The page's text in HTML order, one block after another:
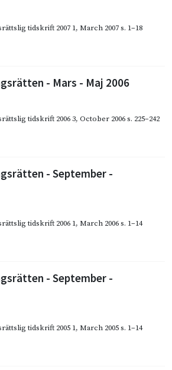
tidskrift 2007 1, March 2007s. 1–18
- Mars - Maj 2006
tidskrift 2006 3, October 2006s. 225–242
- September -
tidskrift 2006 1, March 2006s. 1–14
- September -
tidskrift 2005 1, March 2005s. 1–14